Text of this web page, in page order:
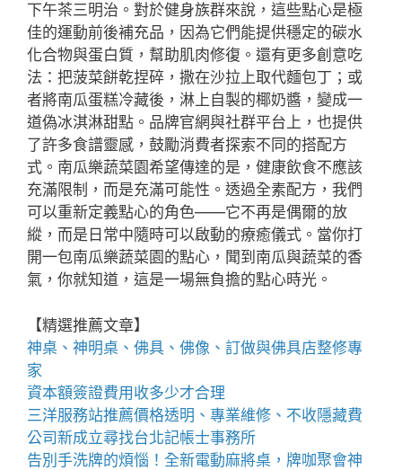
下午茶三明治。對於健身族群來說，這些點心是極
佳的運動前後補充品，因為它們能提供穩定的碳水
化合物與蛋白質，幫助肌肉修復。還有更多創意吃
法：把菠菜餅乾捏碎，撒在沙拉上取代麵包丁；或
者將南瓜蛋糕冷藏後，淋上自製的椰奶醬，變成一
道偽冰淇淋甜點。品牌官網與社群平台上，也提供
了許多食譜靈感，鼓勵消費者探索不同的搭配方
式。南瓜樂蔬菜園希望傳達的是，健康飲食不應該
充滿限制，而是充滿可能性。透過全素配方，我們
可以重新定義點心的角色——它不再是偶爾的放
縱，而是日常中隨時可以啟動的療癒儀式。當你打
開一包南瓜樂蔬菜園的點心，聞到南瓜與蔬菜的香
氣，你就知道，這是一場無負擔的點心時光。
【精選推薦文章】
神桌、 神明桌 、 佛具 、佛像、訂做與佛具店整修專
家
資本額簽證費用收多少才合理
三洋服務站推薦價格透明、專業維修、不收隱藏費
公司新成立尋找台北記帳士事務所
告別手洗牌的煩惱！全新電動麻將桌 ，牌咖聚會神